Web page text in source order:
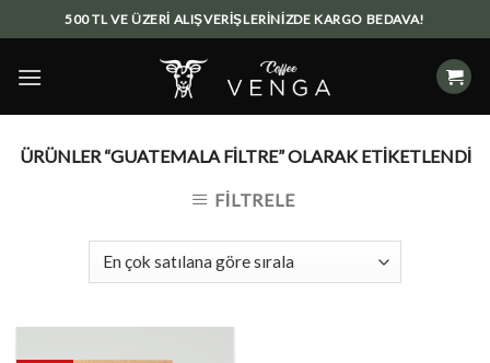
to
content
500 TL VE ÜZERİ ALIŞVERİŞLERİNİZDE KARGO BEDAVA!
ÜRÜNLER “GUATEMALA FILTRE” OLARAK ETIKETLENDI
FILTRELE